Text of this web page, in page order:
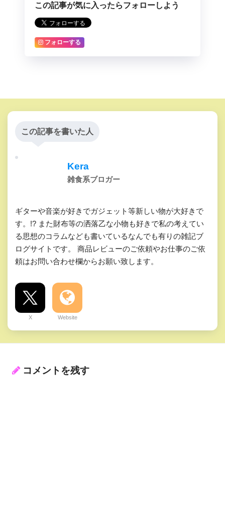
この記事が気に入ったらフォローしよう
フォローする
この記事を書いた人
Kera
雑食系ブロガー
ギターや音楽が好きでガジェット等新しい物が大好きで
す。!? また財布等の洒落乙な小物も好きで私の考えてい
る思想のコラムなども書いているなんでも有りの雑記ブ
ログサイトです。 商品レビューのご依頼やお仕事のご依
頼はお問い合わせ欄からお願い致します。
X Website
コメントを残す